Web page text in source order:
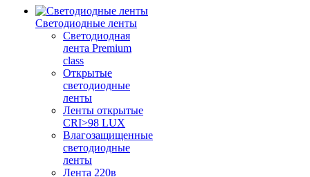
Светодиодные ленты
Светодиодная
лента Premium
class
Открытые
светодиодные
ленты
Ленты открытые
CRI>98 LUX
Влагозащищенные
светодиодные
ленты
Лента 220в